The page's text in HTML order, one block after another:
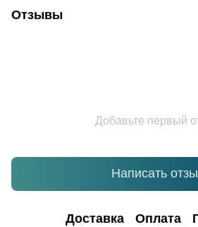
Отзывы
Добавьте первый
Написать
Доставка Оплата